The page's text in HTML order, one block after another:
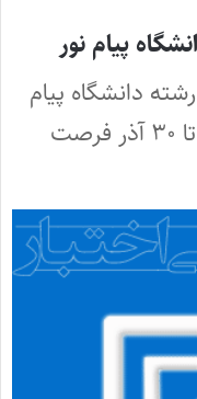
پیام نور
دانشگاه پیام
نور دانشجویان در حال تحصیل تا ۳۰ آذر فرصت